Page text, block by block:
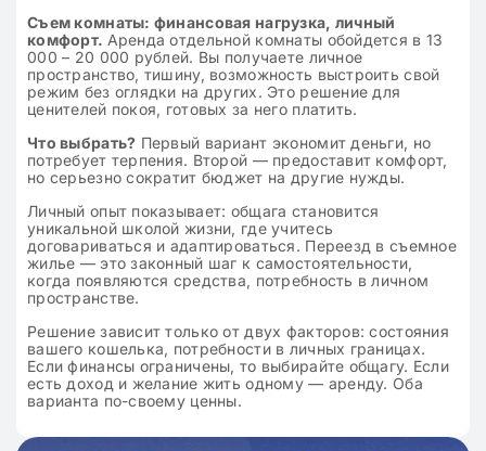
Съем комнаты: финансовая нагрузка, личный
комфорт. Аренда отдельной комнаты обойдется в 13
000 – 20 000 рублей. Вы получаете личное
пространство, тишину, возможность выстроить свой
режим без оглядки на других. Это решение для
ценителей покоя, готовых за него платить.
Что выбрать? Первый вариант экономит деньги, но
потребует терпения. Второй — предоставит комфорт,
но серьезно сократит бюджет на другие нужды.
Личный опыт показывает: общага становится
уникальной школой жизни, где учитесь
договариваться и адаптироваться. Переезд в съемное
жилье — это законный шаг к самостоятельности,
когда появляются средства, потребность в личном
пространстве.
Решение зависит только от двух факторов: состояния
вашего кошелька, потребности в личных границах.
Если финансы ограничены, то выбирайте общагу. Если
есть доход и желание жить одному — аренду. Оба
варианта по-своему ценны.